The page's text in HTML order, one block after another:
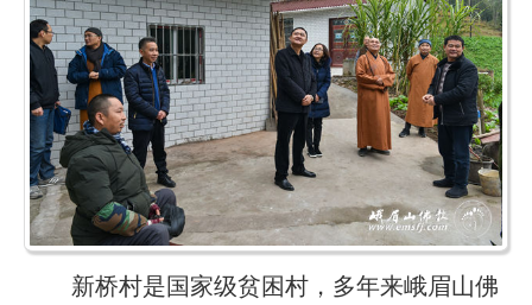
新桥村是国家级贫困村，多年来峨眉山佛